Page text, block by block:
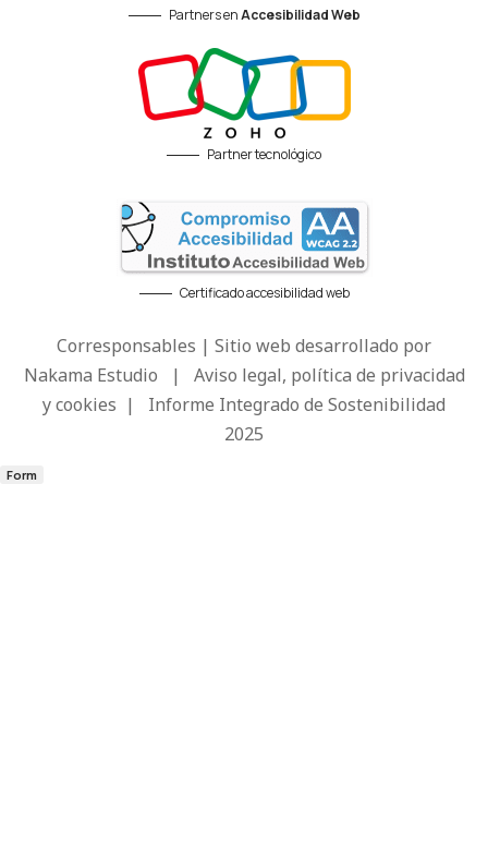
Partners enAccesibilidad Web
Partner tecnológico
Certificado accesibilidad web
Corresponsables | Sitio web desarrollado por
Nakama Estudio | Aviso legal, política de privacidad
y cookies | Informe Integrado de Sostenibilidad
2025
Form